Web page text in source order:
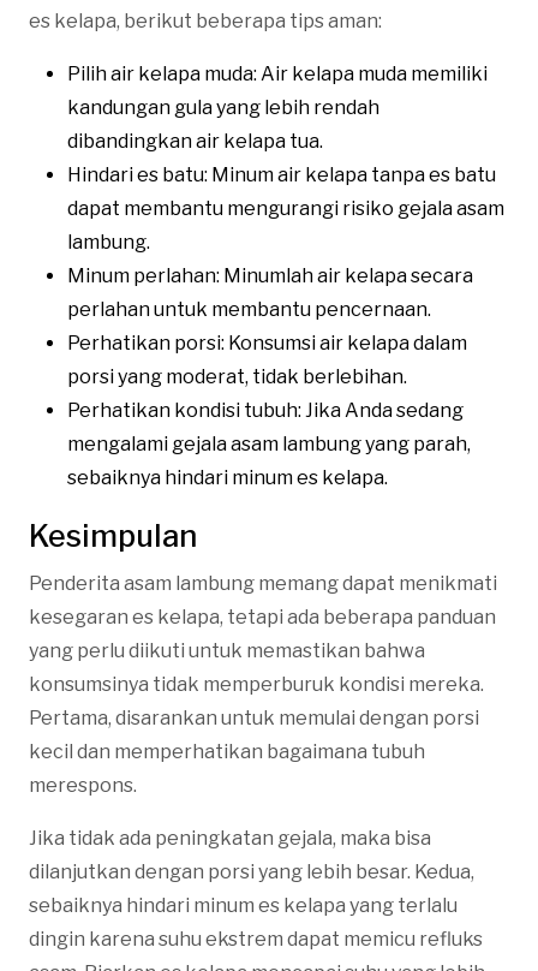
es kelapa, berikut beberapa tips aman:
Pilih air kelapa muda: Air kelapa muda memiliki
kandungan gula yang lebih rendah
dibandingkan air kelapa tua.
Hindari es batu: Minum air kelapa tanpa es batu
dapat membantu mengurangi risiko gejala asam
lambung.
Minum perlahan: Minumlah air kelapa secara
perlahan untuk membantu pencernaan.
Perhatikan porsi: Konsumsi air kelapa dalam
porsi yang moderat, tidak berlebihan.
Perhatikan kondisi tubuh: Jika Anda sedang
mengalami gejala asam lambung yang parah,
sebaiknya hindari minum es kelapa.
Kesimpulan
Penderita asam lambung memang dapat menikmati
kesegaran es kelapa, tetapi ada beberapa panduan
yang perlu diikuti untuk memastikan bahwa
konsumsinya tidak memperburuk kondisi mereka.
Pertama, disarankan untuk memulai dengan porsi
kecil dan memperhatikan bagaimana tubuh
merespons.
Jika tidak ada peningkatan gejala, maka bisa
dilanjutkan dengan porsi yang lebih besar. Kedua,
sebaiknya hindari minum es kelapa yang terlalu
dingin karena suhu ekstrem dapat memicu refluks